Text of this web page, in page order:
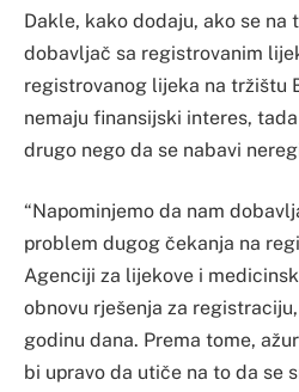
Dakle, kako dodaju, ako se na
dobavljač sa registrovanim
registrovanog lijeka na tržištu
nemaju finansijski interes,
drugo nego da se nabavi
“Napominjemo da nam
problem dugog čekanja na
Agenciji za lijekove i
obnovu rješenja za
godinu dana. Prema tome,
bi upravo da utiče na to da se